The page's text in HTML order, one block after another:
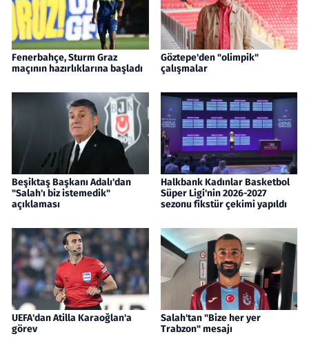
Fenerbahçe, Sturm Graz
maçının hazırlıklarına başladı
Göztepe'den "olimpik"
çalışmalar
Beşiktaş Başkanı Adalı'dan
"Salah'ı biz istemedik"
açıklaması
Halkbank Kadınlar Basketbol
Süper Ligi'nin 2026-2027
sezonu fikstür çekimi yapıldı
UEFA'dan Atilla Karaoğlan'a
görev
Salah'tan "Bize her yer
Trabzon" mesajı